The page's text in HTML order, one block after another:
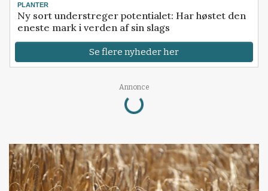
PLANTER
Ny sort understreger potentialet: Har høstet den
eneste mark i verden af sin slags
Se flere nyheder her
Annonce
Loading...